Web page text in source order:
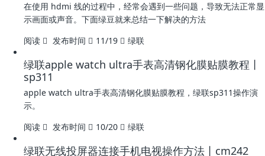
在使用 hdmi 线的过程中，经常会遇到一些问题，导致无法正常显
示画面或声音。下面绿豆就来总结一下解决的方法
阅读
发布时间 11/19 绿联
绿联apple watch ultra手表高清钢化膜贴膜教程丨
sp311
apple watch ultra手表高清钢化膜贴膜教程，绿联sp311操作演
示。
阅读
发布时间 10/20 绿联
绿联无线投屏器连接手机电视操作方法丨cm242